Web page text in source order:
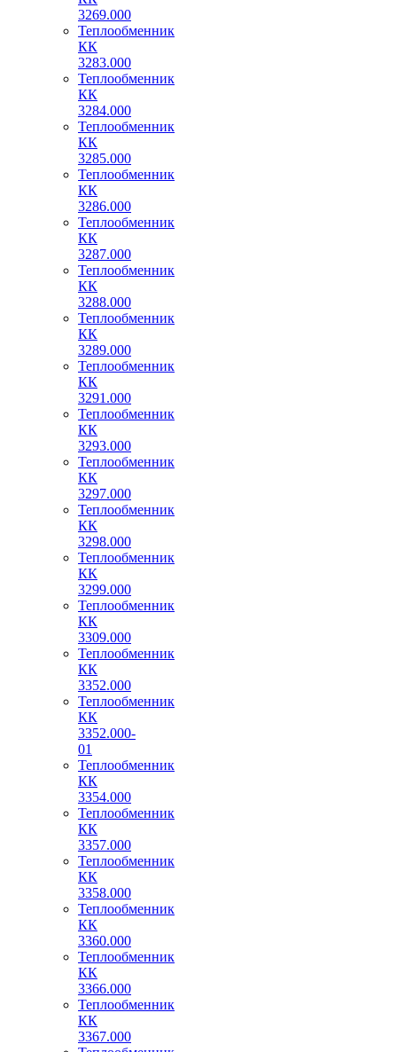
3269.000
Теплообменник
КК
3283.000
Теплообменник
КК
3284.000
Теплообменник
КК
3285.000
Теплообменник
КК
3286.000
Теплообменник
КК
3287.000
Теплообменник
КК
3288.000
Теплообменник
КК
3289.000
Теплообменник
КК
3291.000
Теплообменник
КК
3293.000
Теплообменник
КК
3297.000
Теплообменник
КК
3298.000
Теплообменник
КК
3299.000
Теплообменник
КК
3309.000
Теплообменник
КК
3352.000
Теплообменник
КК
3352.000-
01
Теплообменник
КК
3354.000
Теплообменник
КК
3357.000
Теплообменник
КК
3358.000
Теплообменник
КК
3360.000
Теплообменник
КК
3366.000
Теплообменник
КК
3367.000